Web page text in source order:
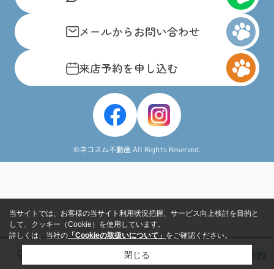
メールからお問い合わせ
来店予約を申し込む
©ネコスム不動産 All Rights Reserved.
来店予約
当サイトでは、お客様の当サイト利用状況把握、サービス向上検討を目的と
して、クッキー（Cookie）を使用しています。
詳しくは、当社の「Cookieの取扱いについて」をご確認ください。
閉じる